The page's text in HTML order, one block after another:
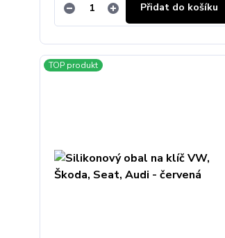
Přidat do košíku
TOP produkt